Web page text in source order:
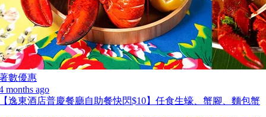
數優惠
months ago
逸東酒店普慶餐廳自助餐快閃$10】任食生蠔、蟹腳、麵包蟹